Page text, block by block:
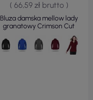
( 66,59 zł brutto )
Bluza damska mellow lady
granatowy Crimson Cut